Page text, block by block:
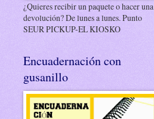
¿Quieres recibir un paquete o hacer una
devolución? De lunes a lunes. Punto
SEUR PICKUP-EL KIOSKO
Encuadernación con
gusanillo